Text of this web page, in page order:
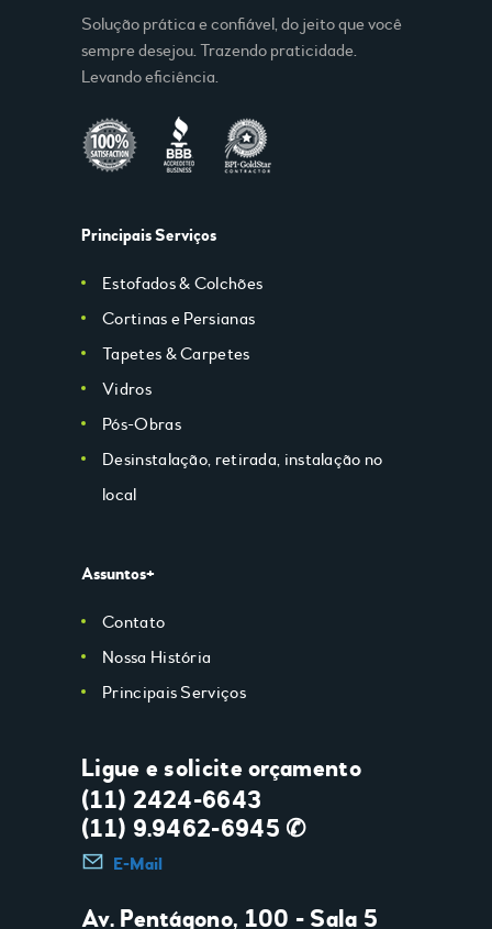
Solução prática e confiável, do jeito que você
sempre desejou. Trazendo praticidade.
Levando eficiência.
Principais Serviços
Estofados & Colchões
Cortinas e Persianas
Tapetes & Carpetes
Vidros
Pós-Obras
Desinstalação, retirada, instalação no
local
Assuntos+
Contato
Nossa História
Principais Serviços
Ligue e solicite orçamento
(11) 2424-6643
(11) 9.9462-6945 ✆
E-Mail
Av. Pentágono, 100 - Sala 5